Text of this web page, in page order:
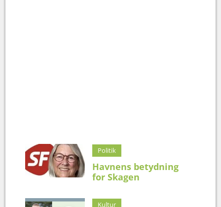
Politik
Havnens betydning
for Skagen
Kultur